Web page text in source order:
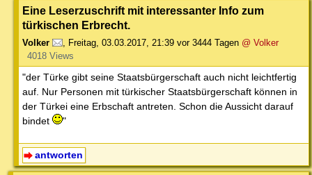
Eine Leserzuschrift mit interessanter Info zum
türkischen Erbrecht.
Volker , Freitag, 03.03.2017, 21:39 vor 3444 Tagen @ Volker
4018 Views
"der Türke gibt seine Staatsbürgerschaft auch nicht leichtfertig
auf. Nur Personen mit türkischer Staatsbürgerschaft können in
der Türkei eine Erbschaft antreten. Schon die Aussicht darauf
bindet
"
antworten